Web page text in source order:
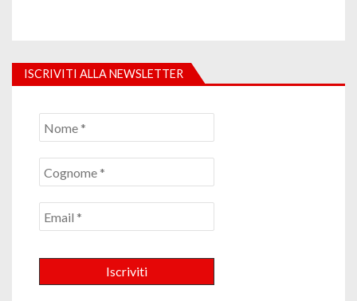
ISCRIVITI ALLA NEWSLETTER